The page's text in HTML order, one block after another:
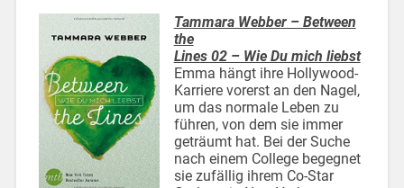
Tammara Webber – Between
the
Lines 02 – Wie Du mich liebst
Emma hängt ihre Hollywood-
Karriere vorerst an den Nagel,
um das normale Leben zu
führen, von dem sie immer
geträumt hat. Bei der Suche
nach einem College begegnet
sie zufällig ihrem Co-Star